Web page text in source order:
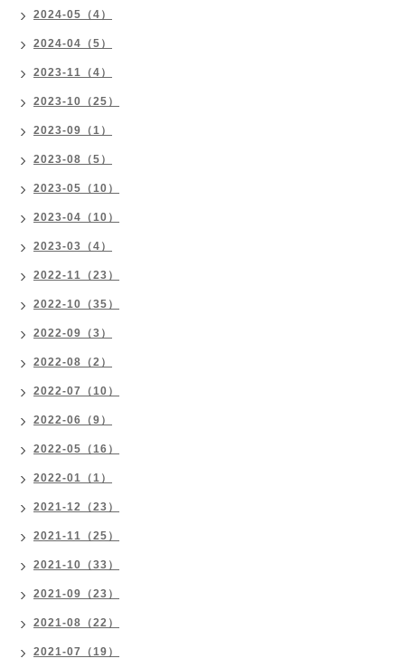
2024-05（4）
2024-04（5）
2023-11（4）
2023-10（25）
2023-09（1）
2023-08（5）
2023-05（10）
2023-04（10）
2023-03（4）
2022-11（23）
2022-10（35）
2022-09（3）
2022-08（2）
2022-07（10）
2022-06（9）
2022-05（16）
2022-01（1）
2021-12（23）
2021-11（25）
2021-10（33）
2021-09（23）
2021-08（22）
2021-07（19）